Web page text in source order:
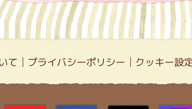
て プライバシーポリシー クッキー設